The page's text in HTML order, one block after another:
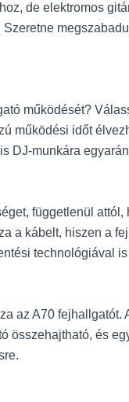
de elektromos
működését?
működési időt
DJ-munkára
függetlenül
a kábelt, hiszen a
technológiával
az A70
összehajtható, és